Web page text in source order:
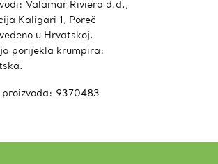
Valamar Riviera d.d.,
Kaligari 1, Poreč
u Hrvatskoj.
porijekla krumpira:
9370483